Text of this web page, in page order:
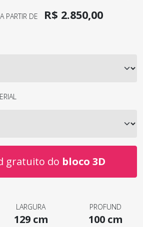
PARTIR DE R$ 2.850,00
gratuito do bloco 3D
LARGURA
129 cm
PROFUND
100 cm